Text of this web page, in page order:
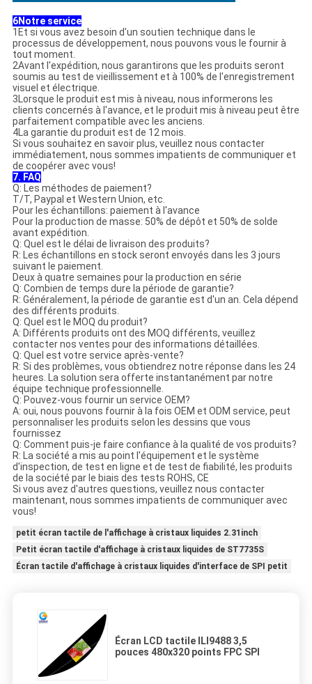
6Notre service
1Et si vous avez besoin d'un soutien technique dans le
processus de développement, nous pouvons vous le fournir à
tout moment.
2Avant l'expédition, nous garantirons que les produits seront
soumis au test de vieillissement et à 100% de l'enregistrement
visuel et électrique.
3Lorsque le produit est mis à niveau, nous informerons les
clients concernés à l'avance, et le produit mis à niveau peut être
parfaitement compatible avec les anciens.
4La garantie du produit est de 12 mois.
Si vous souhaitez en savoir plus, veuillez nous contacter
immédiatement, nous sommes impatients de communiquer et
de coopérer avec vous!
7. FAQ
Q: Les méthodes de paiement?
T/T, Paypal et Western Union, etc.
Pour les échantillons: paiement à l'avance
Pour la production de masse: 50% de dépôt et 50% de solde
avant expédition.
Q: Quel est le délai de livraison des produits?
R: Les échantillons en stock seront envoyés dans les 3 jours
suivant le paiement.
Deux à quatre semaines pour la production en série
Q: Combien de temps dure la période de garantie?
R: Généralement, la période de garantie est d'un an. Cela dépend
des différents produits.
Q: Quel est le MOQ du produit?
A: Différents produits ont des MOQ différents, veuillez
contacter nos ventes pour des informations détaillées.
Q: Quel est votre service après-vente?
R: Si des problèmes, vous obtiendrez notre réponse dans les 24
heures. La solution sera offerte instantanément par notre
équipe technique professionnelle.
Q: Pouvez-vous fournir un service OEM?
A: oui, nous pouvons fournir à la fois OEM et ODM service, peut
personnaliser les produits selon les dessins que vous
fournissez
Q: Comment puis-je faire confiance à la qualité de vos produits?
R: La société a mis au point l'équipement et le système
d'inspection, de test en ligne et de test de fiabilité, les produits
de la société par le biais des tests ROHS, CE
Si vous avez d'autres questions, veuillez nous contacter
maintenant, nous sommes impatients de communiquer avec
vous!
petit écran tactile de l'affichage à cristaux liquides 2.31inch
Petit écran tactile d'affichage à cristaux liquides de ST7735S
Écran tactile d'affichage à cristaux liquides d'interface de SPI petit
Écran LCD tactile ILI9488 3,5
pouces 480x320 points FPC SPI